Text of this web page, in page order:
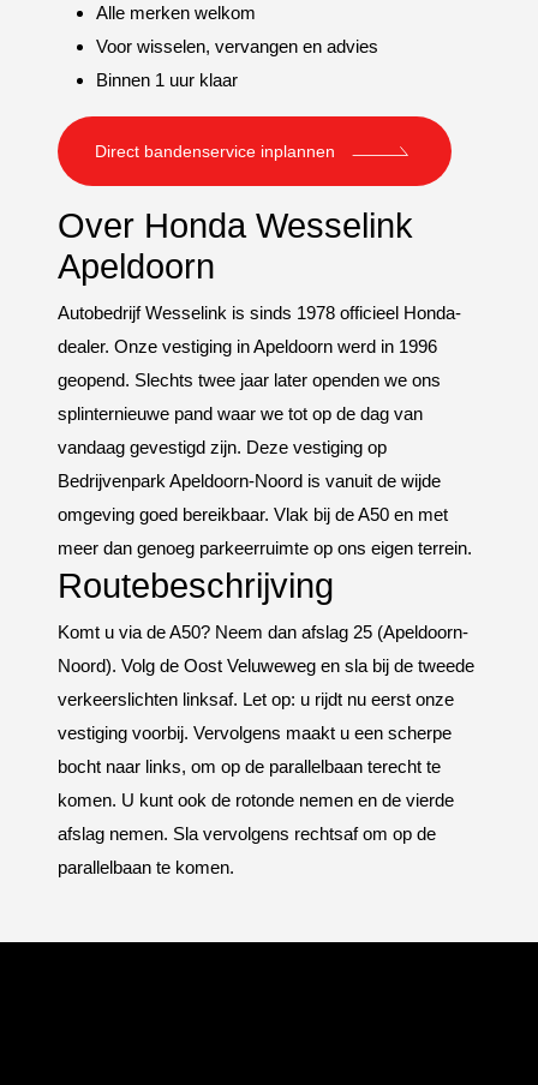
Alle merken welkom
Voor wisselen, vervangen en advies
Binnen 1 uur klaar
Direct bandenservice inplannen
Over Honda Wesselink
Apeldoorn
Autobedrijf Wesselink is sinds 1978 officieel Honda-
dealer. Onze vestiging in Apeldoorn werd in 1996
geopend. Slechts twee jaar later openden we ons
splinternieuwe pand waar we tot op de dag van
vandaag gevestigd zijn. Deze vestiging op
Bedrijvenpark Apeldoorn-Noord is vanuit de wijde
omgeving goed bereikbaar. Vlak bij de A50 en met
meer dan genoeg parkeerruimte op ons eigen terrein.
Routebeschrijving
Komt u via de A50? Neem dan afslag 25 (Apeldoorn-
Noord). Volg de Oost Veluweweg en sla bij de tweede
verkeerslichten linksaf. Let op: u rijdt nu eerst onze
vestiging voorbij. Vervolgens maakt u een scherpe
bocht naar links, om op de parallelbaan terecht te
komen. U kunt ook de rotonde nemen en de vierde
afslag nemen. Sla vervolgens rechtsaf om op de
parallelbaan te komen.